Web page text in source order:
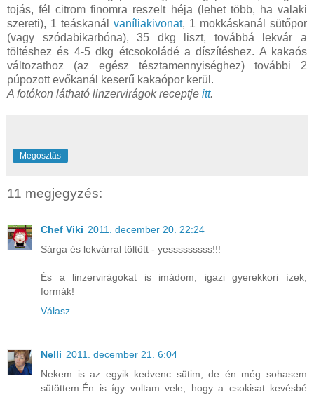
tojás, fél citrom finomra reszelt héja (lehet több, ha valaki
szereti), 1 teáskanál vaníliakivonat, 1 mokkáskanál sütőpor
(vagy szódabikarbóna), 35 dkg liszt, továbbá lekvár a
töltéshez és 4-5 dkg étcsokoládé a díszítéshez. A kakaós
változathoz (az egész tésztamennyiséghez) további 2
púpozott evőkanál keserű kakaópor kerül.
A fotókon látható linzervirágok receptje itt.
Megosztás
11 megjegyzés:
Chef Viki 2011. december 20. 22:24
Sárga és lekvárral töltött - yesssssssss!!!
És a linzervirágokat is imádom, igazi gyerekkori ízek,
formák!
Válasz
Nelli 2011. december 21. 6:04
Nekem is az egyik kedvenc sütim, de én még sohasem
sütöttem.Én is így voltam vele, hogy a csokisat kevésbé